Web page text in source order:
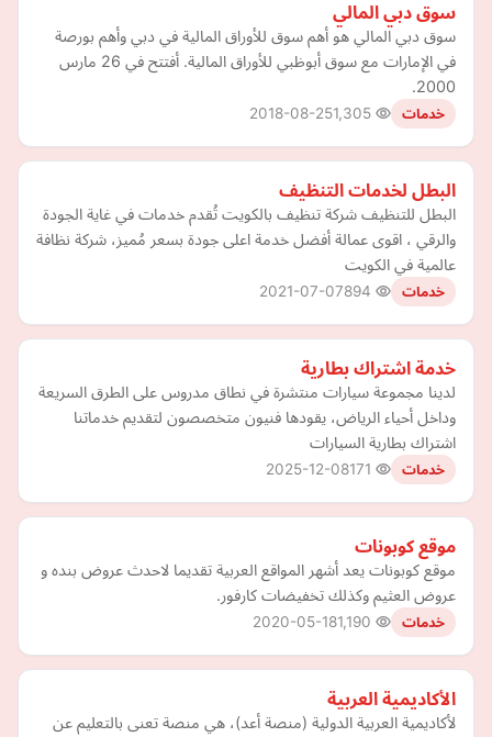
سوق دبي المالي
سوق دبي المالي هو أهم سوق للأوراق المالية في دبي وأهم بورصة
في الإمارات مع سوق أبوظبي للأوراق المالية. أفتتح في 26 مارس
2000.
خدمات 2018-08-25
البطل لخدمات التنظيف
البطل للتنظيف شركة تنظيف بالكويت تُقدم خدمات في غاية الجودة
والرقي ، اقوى عمالة أفضل خدمة اعلى جودة بسعر مُميز، شركة نظافة
عالمية في الكويت
خدمات 2021-07-07
خدمة اشتراك بطارية
لدينا مجموعة سيارات منتشرة في نطاق مدروس على الطرق السريعة
وداخل أحياء الرياض، يقودها فنيون متخصصون لتقديم خدماتنا
اشتراك بطارية السيارات
خدمات 2025-12-08
موقع كوبونات
موقع كوبونات يعد أشهر المواقع العربية تقديما لاحدث عروض بنده و
عروض العثيم وكذلك تخفيضات كارفور.
خدمات 2020-05-18
الأكاديمية العربية
لأكاديمية العربية الدولية (منصة أعد)، هي منصة تعنى بالتعليم عن